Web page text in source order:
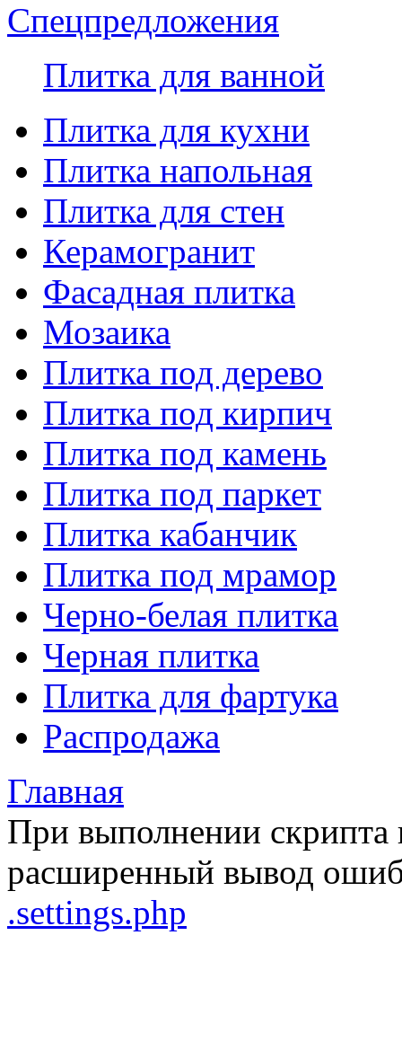
Спецпредложения
Плитка для ванной
Плитка для кухни
Плитка напольная
Плитка для стен
Керамогранит
Фасадная плитка
Мозаика
Плитка под дерево
Плитка под кирпич
Плитка под камень
Плитка под паркет
Плитка кабанчик
Плитка под мрамор
Черно-белая плитка
Черная плитка
Плитка для фартука
Распродажа
Главная
При выполнении
расширенный вывод
.settings.php